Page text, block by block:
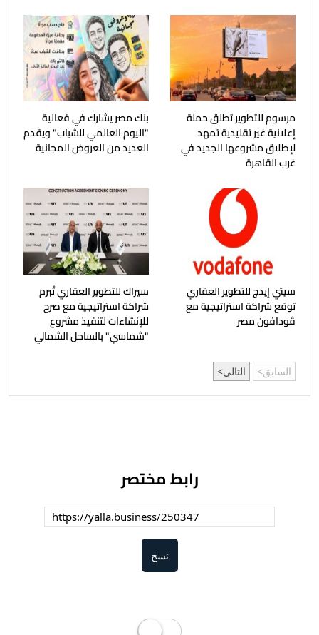
مرسوم للتطوير تطلق حملة
إعلانية غير تقليدية تمهد
لإطلاق مشروعها الجديد في
غرب القاهرة
بنك مصر يشارك في فعالية
"اليوم العالمي للشباب" ويقدم
العديد من العروض المجانية
سيتي إيدج للتطوير العقاري
توقع شراكة استراتيجية مع
ڤودافون مصر
سيراك للتطوير العقاري تُبرم
شراكة استراتيجية مع صرح
للإنشاءات لتنفيذ مشروع
"شماسي" بالساحل الشمالي
السابق التالي
رابط مختصر
نسخ